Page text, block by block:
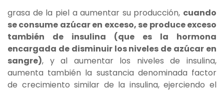
grasa de la piel a aumentar su producción, cuando
se consume azúcar en exceso, se produce exceso
también de insulina (que es la hormona
encargada de disminuir los niveles de azúcar en
sangre), y al aumentar los niveles de insulina,
aumenta también la sustancia denominada factor
de crecimiento similar de la insulina, ejerciendo el